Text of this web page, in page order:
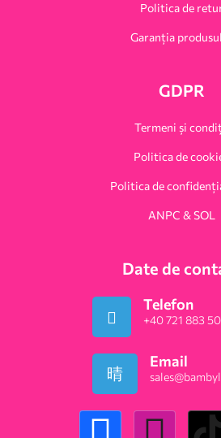
Politica de
Garanția
GDPR
Termeni și
Politica de
Politica de
ANPC & SOL
Date de
Telefon
+40 721 883
Email